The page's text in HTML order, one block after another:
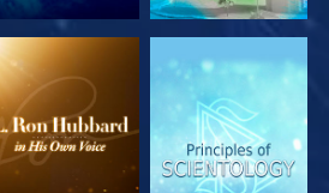
DÉCOUVRIR
LES SÉRIES
DÉCOUVRIR
LES SÉRIES